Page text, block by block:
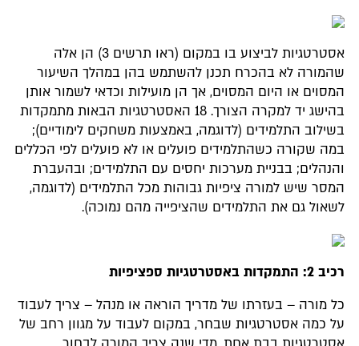
אסטרטגיות לביצוע בו במקום (ראו תרשים 3) הן אלה
שהמורה לא בהכרח תכנן להשתמש בהן במהלך השיעור
המסוים או היום המסוים, אך הן מועילות וכדאי לשמור אותן
בהישג יד למקרה הצורך. 18 האסטרטגיות הבאות מתמקדות
בשילוב התלמידים (לדוגמה, באמצעות משחקים לימודיים);
במה שקורה כשהתלמידים פועלים או לא פועלים לפי הכללים
והנהלים; בבניית מערכות יחסים עם התלמידים; ובהעברת
המסר שיש למורה ציפיות גבוהות מכל התלמידים (לדוגמה,
לשאול גם את התלמידים שהציפייה מהם נמוכה).
רכיב 2: התמקדות באסטרטגיות ספציפיות
כל מורה – בעזרתו של מדריך הוראה או מנהל – צריך לעבוד
על כמה אסטרטגיות שבחר, במקום לעבוד על מגוון רחב של